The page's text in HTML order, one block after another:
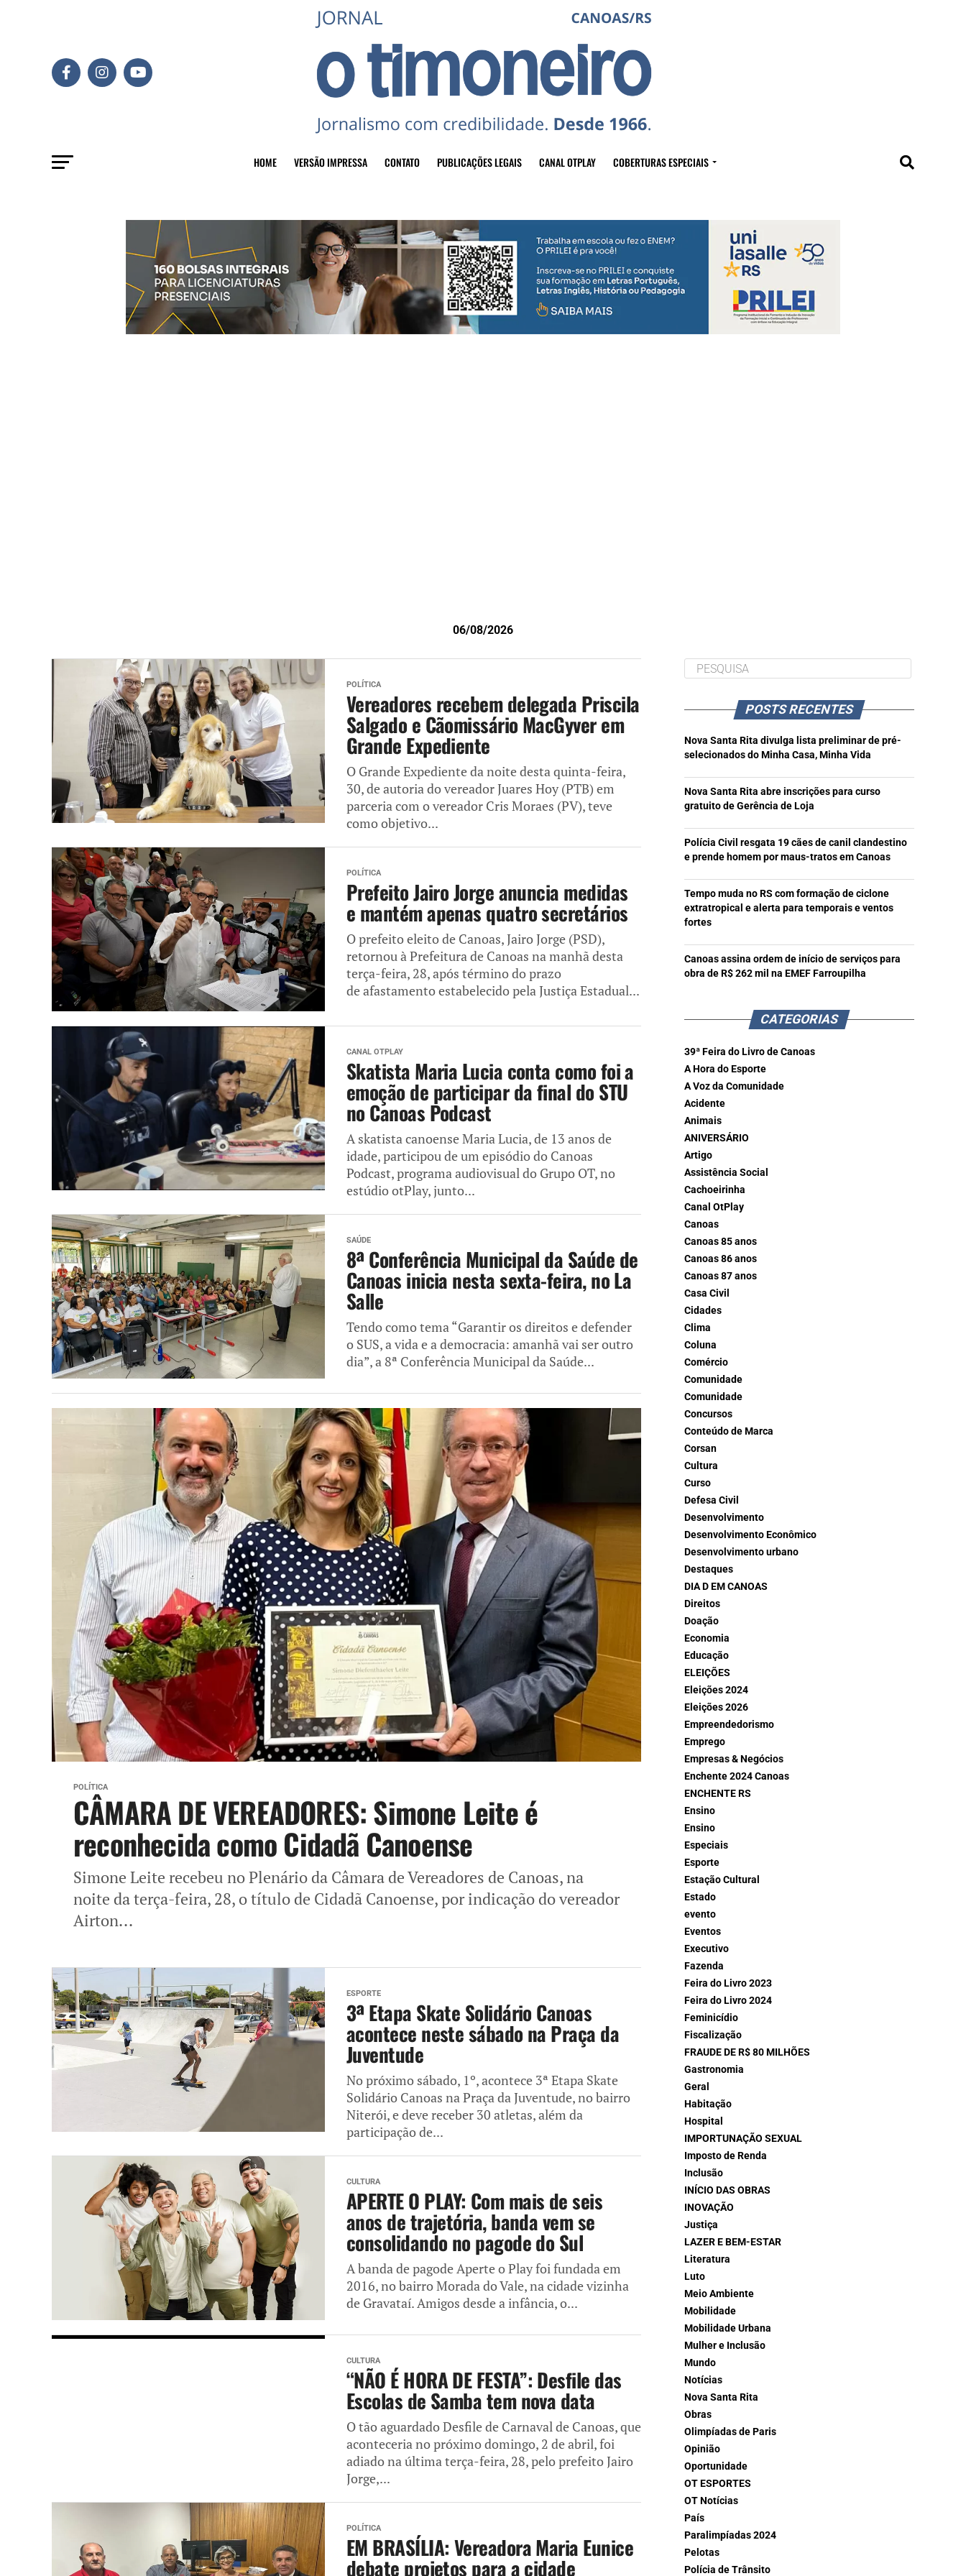
HOME VERSÃO IMPRESSA CONTATO PUBLICAÇÕES LEGAIS CANAL OTPLAY COBERTURAS ESPECIAIS
06/08/2026
POLÍTICA
Vereadores recebem delegada Priscila
Salgado e Cãomissário MacGyver em
Grande Expediente
O Grande Expediente da noite desta quinta-feira,
30, de autoria do vereador Juares Hoy (PTB) em
parceria com o vereador Cris Moraes (PV), teve
como objetivo...
POLÍTICA
Prefeito Jairo Jorge anuncia medidas
e mantém apenas quatro secretários
O prefeito eleito de Canoas, Jairo Jorge (PSD),
retornou à Prefeitura de Canoas na manhã desta
terça-feira, 28, após término do prazo
de afastamento estabelecido pela Justiça Estadual...
CANAL OTPLAY
Skatista Maria Lucia conta como foi a
emoção de participar da final do STU
no Canoas Podcast
A skatista canoense Maria Lucia, de 13 anos de
idade, participou de um episódio do Canoas
Podcast, programa audiovisual do Grupo OT, no
estúdio otPlay, junto...
SAÚDE
8ª Conferência Municipal da Saúde de
Canoas inicia nesta sexta-feira, no La
Salle
Tendo como tema “Garantir os direitos e defender
o SUS, a vida e a democracia: amanhã vai ser outro
dia”, a 8ª Conferência Municipal da Saúde...
POLÍTICA
CÂMARA DE VEREADORES: Simone Leite é
reconhecida como Cidadã Canoense
Simone Leite recebeu no Plenário da Câmara de Vereadores de Canoas, na
noite da terça-feira, 28, o título de Cidadã Canoense, por indicação do vereador
Airton...
ESPORTE
3ª Etapa Skate Solidário Canoas
acontece neste sábado na Praça da
Juventude
No próximo sábado, 1º, acontece 3ª Etapa Skate
Solidário Canoas na Praça da Juventude, no bairro
Niterói, e deve receber 30 atletas, além da
participação de...
CULTURA
APERTE O PLAY: Com mais de seis
anos de trajetória, banda vem se
consolidando no pagode do Sul
A banda de pagode Aperte o Play foi fundada em
2016, no bairro Morada do Vale, na cidade vizinha
de Gravataí. Amigos desde a infância, o...
CULTURA
“NÃO É HORA DE FESTA”: Desfile das
Escolas de Samba tem nova data
O tão aguardado Desfile de Carnaval de Canoas, que
aconteceria no próximo domingo, 2 de abril, foi
adiado na última terça-feira, 28, pelo prefeito Jairo
Jorge,...
POLÍTICA
EM BRASÍLIA: Vereadora Maria Eunice
debate projetos para a cidade
POSTS RECENTES
Nova Santa Rita divulga lista preliminar de pré-
selecionados do Minha Casa, Minha Vida
Nova Santa Rita abre inscrições para curso
gratuito de Gerência de Loja
Polícia Civil resgata 19 cães de canil clandestino
e prende homem por maus-tratos em Canoas
Tempo muda no RS com formação de ciclone
extratropical e alerta para temporais e ventos
fortes
Canoas assina ordem de início de serviços para
obra de R$ 262 mil na EMEF Farroupilha
CATEGORIAS
39ª Feira do Livro de Canoas
A Hora do Esporte
A Voz da Comunidade
Acidente
Animais
ANIVERSÁRIO
Artigo
Assistência Social
Cachoeirinha
Canal OtPlay
Canoas
Canoas 85 anos
Canoas 86 anos
Canoas 87 anos
Casa Civil
Cidades
Clima
Coluna
Comércio
Comunidade
Comunidade
Concursos
Conteúdo de Marca
Corsan
Cultura
Curso
Defesa Civil
Desenvolvimento
Desenvolvimento Econômico
Desenvolvimento urbano
Destaques
DIA D EM CANOAS
Direitos
Doação
Economia
Educação
ELEIÇÕES
Eleições 2024
Eleições 2026
Empreendedorismo
Emprego
Empresas & Negócios
Enchente 2024 Canoas
ENCHENTE RS
Ensino
Ensino
Especiais
Esporte
Estação Cultural
Estado
evento
Eventos
Executivo
Fazenda
Feira do Livro 2023
Feira do Livro 2024
Feminicídio
Fiscalização
FRAUDE DE R$ 80 MILHÕES
Gastronomia
Geral
Habitação
Hospital
IMPORTUNAÇÃO SEXUAL
Imposto de Renda
Inclusão
INÍCIO DAS OBRAS
INOVAÇÃO
Justiça
LAZER E BEM-ESTAR
Literatura
Luto
Meio Ambiente
Mobilidade
Mobilidade Urbana
Mulher e Inclusão
Mundo
Notícias
Nova Santa Rita
Obras
Olimpíadas de Paris
Opinião
Oportunidade
OT ESPORTES
OT Notícias
País
Paralimpíadas 2024
Pelotas
Polícia de Trânsito